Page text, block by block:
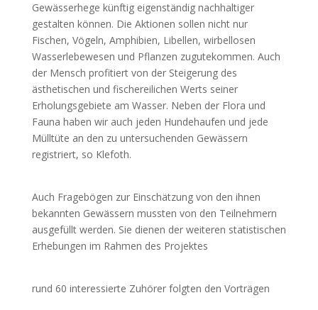
Gewässerhege künftig eigenständig nachhaltiger
gestalten können. Die Aktionen sollen nicht nur
Fischen, Vögeln, Amphibien, Libellen, wirbellosen
Wasserlebewesen und Pflanzen zugutekommen. Auch
der Mensch profitiert von der Steigerung des
ästhetischen und fischereilichen Werts seiner
Erholungsgebiete am Wasser. Neben der Flora und
Fauna haben wir auch jeden Hundehaufen und jede
Mülltüte an den zu untersuchenden Gewässern
registriert, so Klefoth.
Auch Fragebögen zur Einschätzung von den ihnen
bekannten Gewässern mussten von den Teilnehmern
ausgefüllt werden. Sie dienen der weiteren statistischen
Erhebungen im Rahmen des Projektes
rund 60 interessierte Zuhörer folgten den Vorträgen